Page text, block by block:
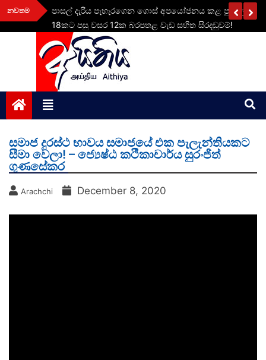
Skip
to
නවතම
රු.
පාසල් දැරිය පැහැරගෙන ගොස් අපයෝජනය කළ පුද්ගලයාට
18කට පසු වසර 12ක බරපතළ වැඩ සහිත සිරදඬුවම්!
aithiya
Human Rights News
සමාජ දුරස්ථ භාවය සමාජයේ එක පැලැන්තියකට
සීමා වෙලා! – ජ්‍යෙෂ්ඨ කථීකාචාර්ය සුරංජිත්
ගුණසේකර
Arachchi December 8, 2020